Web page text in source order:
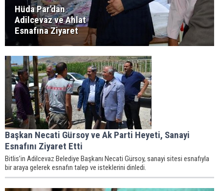
Hüda Par'dan
Adilcevaz ve Ahlat
Esnafına Ziyaret
Başkan Necati Gürsoy ve Ak Parti Heyeti, Sanayi
Esnafını Ziyaret Etti
Bitlis’in Adilcevaz Belediye Başkanı Necati Gürsoy, sanayi sitesi esnafıyla
bir araya gelerek esnafın talep ve isteklerini dinledi.